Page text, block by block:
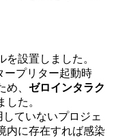
を設置しました。
ープリター起動時
、 ゼロインタラク
した。
ていないプロジェ
内に存在すれば感染